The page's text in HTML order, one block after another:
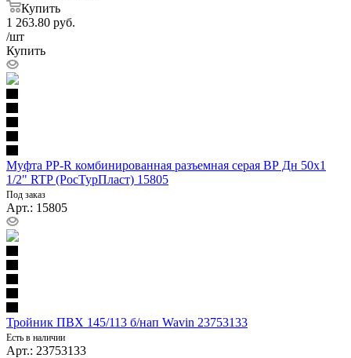
Купить
1 263.80 руб.
/шт
Купить
Муфта PP-R комбинированная разъемная серая ВР Дн 50х1
1/2" RTP (РосТурПласт) 15805
Под заказ
Арт.: 15805
Тройник ПВХ 145/113 б/нап Wavin 23753133
Есть в наличии
Арт.: 23753133